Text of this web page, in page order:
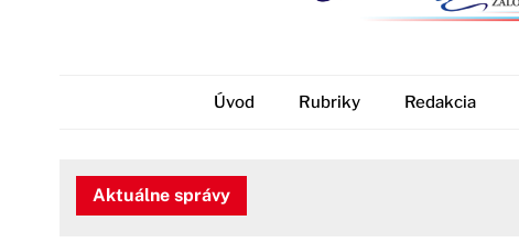
Úvod Rubriky Redakcia
Aktuálne správy